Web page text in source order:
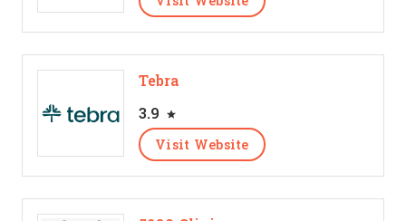
Tebra
3.9
Visit Website